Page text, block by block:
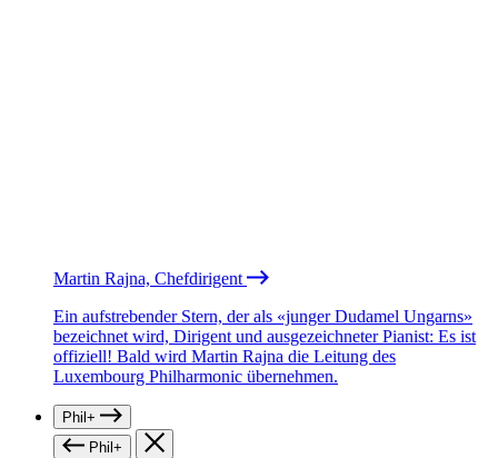
Martin Rajna, Chefdirigent
Ein aufstrebender Stern, der als «junger Dudamel Ungarns»
bezeichnet wird, Dirigent und ausgezeichneter Pianist: Es ist
offiziell! Bald wird Martin Rajna die Leitung des
Luxembourg Philharmonic übernehmen.
Phil+
Phil+